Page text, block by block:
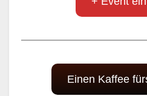
Einen Kaffee